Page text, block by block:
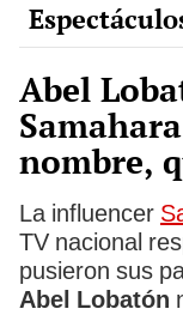
Abel
nombre,
La influencer
TV nacional
pusieron sus
Abel Lobatón